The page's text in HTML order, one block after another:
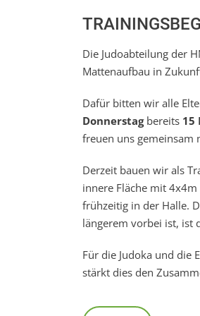
Die Judoabteilung der
Mattenaufbau in
Dafür bitten wir alle
Donnerstagbereits 15
freuen uns gemeinsam
Derzeit bauen wir als
innere Fläche mit
frühzeitig in der Halle.
längerem vorbei ist, ist
Für die Judoka und die
stärkt dies den